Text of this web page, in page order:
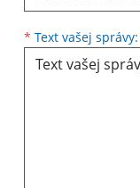
* Text vašej správy: